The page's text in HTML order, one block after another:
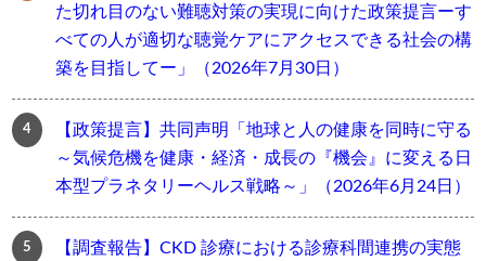
た切れ目のない難聴対策の実現に向けた政策提言ーす
べての人が適切な聴覚ケアにアクセスできる社会の構
築を目指してー」（2026年7月30日）
【政策提言】共同声明「地球と人の健康を同時に守る
～気候危機を健康・経済・成長の『機会』に変える日
本型プラネタリーヘルス戦略～」（2026年6月24日）
【調査報告】CKD 診療における診療科間連携の実態